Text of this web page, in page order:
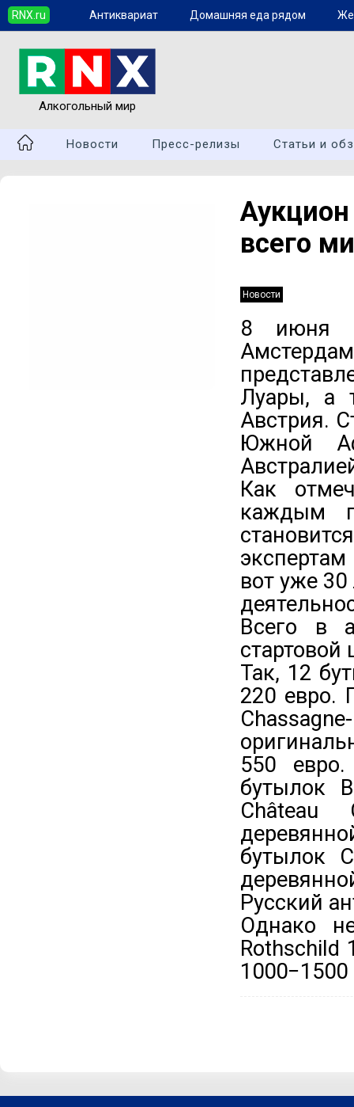
RNX.ru Антиквариат Домашняя еда рядом
Алкогольный мир
Новости Пресс-релизы Статьи и
всего
Новости
8 июня
Луары, а
Австрия.
Южной
Как
каждым
вот уже 30
Всего в
стартовой
Так, 12
220 евро.
550
бутылок
Château
бутылок
Русский
Однако
Rothschild
1000−1500